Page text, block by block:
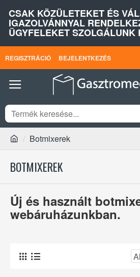
CSAK KÖZÜLETEKET ÉS
IGAZOLVÁNNYAL
ÜGYFELEKET SZOLGÁLUNK
REGISZTRÁCIÓ BEJELENTKEZÉS
Botmixerek
BOTMIXEREK
Új és használt
webáruházunkban.